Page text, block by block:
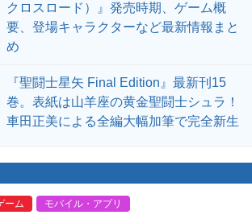
クロスロード）』発売時期、ゲーム概
要、登場キャラクターなど最新情報まと
め
『聖闘士星矢 Final Edition』最新刊15
巻。表紙は山羊座の黄金聖闘士シュラ！
車田正美による全編大幅加筆で完全新生
ーム モバイル・アプリ